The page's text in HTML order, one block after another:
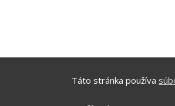
Táto stránka používa